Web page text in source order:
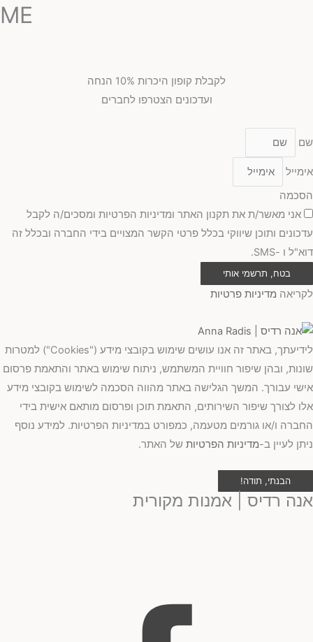
ME
לקבלת קופון היכרות 10% הנחה
ועדכונים הצטרפו לחברים
שם
אימייל
הסכמה
אני מאשר/ת את תקנון האתר ומדיניות הפרטיות ומסכים/ה לקבל
עדכונים ותוכן שיווקי בכלל פרטי הקשר המצויים בידי החברה ובכלל זה
דוא"ל ו -SMS.
בטח, תרשמי אותי
לקריאה מדיניות פרטיות
לידיעתך, באתר זה אנו עושים שימוש בקובצי מידע ("Cookies") למטרות
שונות, ובהן שיפור חוויית המשתמש, ניתוח שימוש באתר והתאמת פרסום
אישי עבורך. המשך הגלישה באתר מהווה הסכמה לשימוש בקובצי מידע
אלו לצורך שיפור השירותים, התאמת תוכן ופרסום מותאם אישית בידי
החברה ו/או גורמים מטעמה, כמפורט במדיניות הפרטיות. למידע נוסף
ניתן לעיין ב-מדיניות הפרטיות של האתר.
הבנתי, תודה!
אנה רדיס | אמנות מקורית